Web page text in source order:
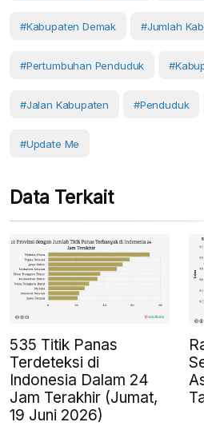
#Kabupaten Demak #Jumlah
#pertumbuhan Penduduk
#Jalan Kabupaten #Penduduk
#Update Me
Data Terkait
535 Titik Panas
Terdeteksi di
Indonesia Dalam 24
Jam Terakhir (Jumat,
19 Juni 2026)